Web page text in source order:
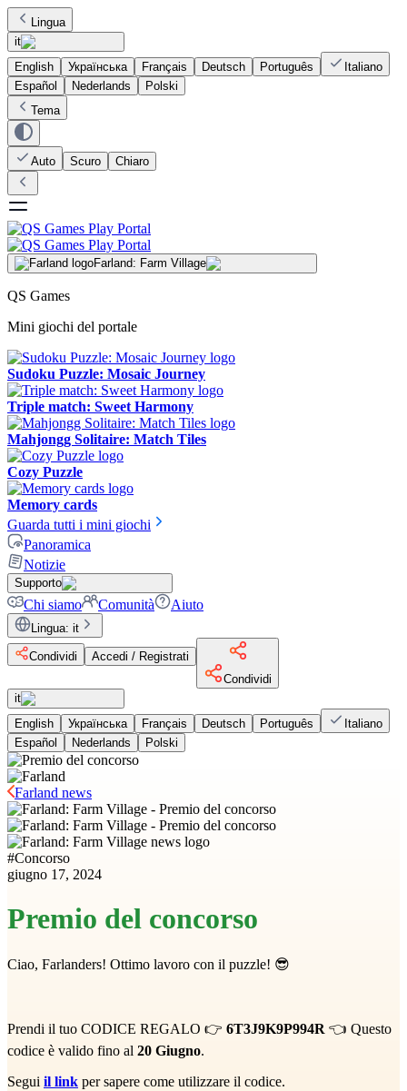
Lingua
it
English
Українська Français Deutsch Português
Italiano
Español
Nederlands
Polski
Tema
Auto Scuro Chiaro
Farland: Farm Village
QS Games
Mini giochi del portale
Sudoku Puzzle: Mosaic Journey
Triple match: Sweet Harmony
Mahjongg Solitaire: Match Tiles
Cozy Puzzle
Memory cards
Guarda tutti i mini giochi
Panoramica
Notizie
Supporto
Chi siamo Comunità Aiuto
Lingua: it
Condividi
Accedi / Registrati
Condividi
it
English
Українська Français Deutsch Português
Italiano
Español
Nederlands Polski
Farland news
#Concorso
giugno 17, 2024
Premio del concorso
Ciao, Farlanders! Ottimo lavoro con il puzzle! 😎
Prendi il tuo CODICE REGALO 👉 6T3J9K9P994R 👈 Questo
codice è valido fino al 20 Giugno.
Segui il link per sapere come utilizzare il codice.